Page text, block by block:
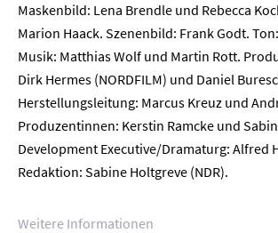
Maskenbild: Lena Brendle und Rebecca
Marion Haack. Szenenbild: Frank Godt.
Musik: Matthias Wolf und Martin Rott.
Dirk Hermes (NORDFILM) und Daniel
Herstellungsleitung: Marcus Kreuz und
Produzentinnen: Kerstin Ramcke und
Development Executive/Dramaturg: Alfred
Redaktion: Sabine Holtgreve (NDR).
Weitere Informationen
Presse
Karriere
Kontakt
Newsletter Datenschutz Impressum